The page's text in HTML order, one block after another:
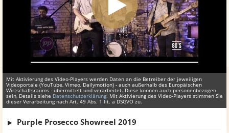
Mit Aktivierung des Video-Players werden Daten an die Betreiber der jeweiligen
Videoportale (YouTube, Vimeo, Dailymotion) - auch außerhalb des Europäischen
Wirtschaftsraums - übermittelt und verarbeitet. Diese können auch personenbezogen
sein, Details siehe Datenschutzerklärung. Mit Aktivierung des Video-Players stimmen Sie
dieser Verarbeitung nach Art. 49 Abs. 1 lit. a DSGVO zu.
Purple Prosecco Showreel 2019